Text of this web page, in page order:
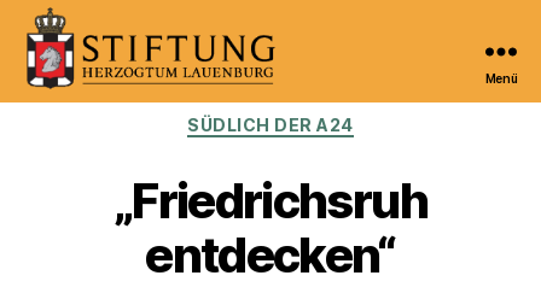
Kulturportal
Lauenburg
Menü
Kategorien
SÜDLICH DER A24
„Friedrichsruh
entdecken“